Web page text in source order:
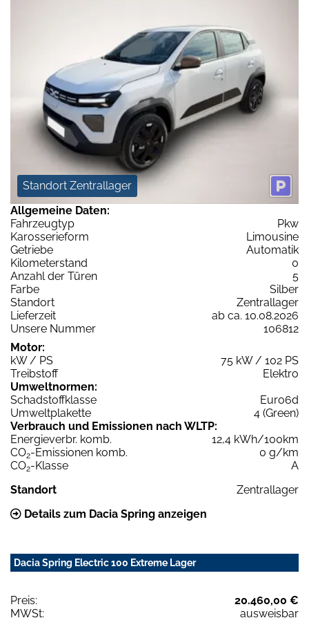
Standort Zentrallager
Allgemeine Daten:
Fahrzeugtyp
Pkw
Karosserieform
Limousine
Getriebe
Automatik
Kilometerstand
0
Anzahl der Türen
5
Farbe
Silber
Standort
Zentrallager
Lieferzeit
ab ca. 10.08.2026
Unsere Nummer
106812
Motor:
kW / PS
75 kW / 102 PS
Treibstoff
Elektro
Umweltnormen:
Schadstoffklasse
Euro6d
Umweltplakette
4 (Green)
Verbrauch und Emissionen nach WLTP:
Energieverbr. komb.
12,4 kWh/100km
CO2-Emissionen komb.
0 g/km
CO2-Klasse
A
Standort
Zentrallager
Details zum Dacia Spring anzeigen
Dacia Spring Electric 100 Extreme Lager
Preis:
20.460,00 €
MWSt:
ausweisbar